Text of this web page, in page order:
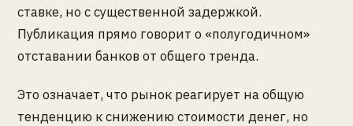
ставке, но с существенной задержкой.
Публикация прямо говорит о «полугодичном»
отставании банков от общего тренда.
Это означает, что рынок реагирует на общую
тенденцию к снижению стоимости денег, но